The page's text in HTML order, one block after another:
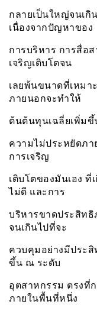
กลายเป็นใหญ่จนเกิ
เนื่องจากปัญหาของ
การบริหาร การสื่อ
เจริญเติบโตจน
เลยพ้นขนาดที่เหมา
ภายนอกจะทำให้
ต้นต้นทุนเฉลี่ยเพิ่มขึ้
ความไม่ประหยัดภา
การเจริญ
เติบโตของมันเอง
ไม่ดี และการ
บริหารขาดประสิทธิ
จนเกินไปที่จะ
ควบคุมอย่างมีประ
ขึ้น ณ ระดับ
อุตสาหกรรม ตรงที่
ภายในพื้นที่หนึ่ง